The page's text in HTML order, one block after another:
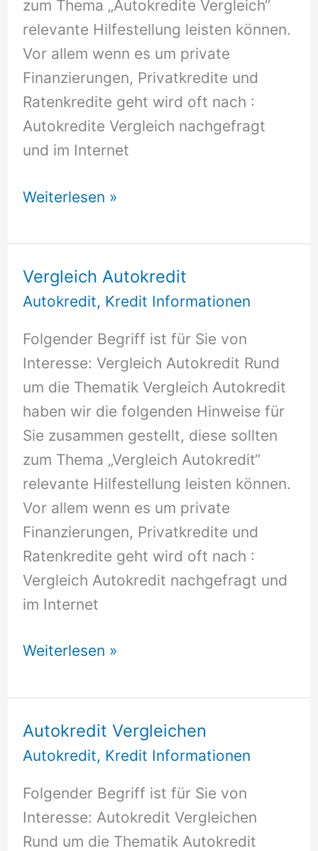
zum Thema „Autokredite Vergleich“
relevante Hilfestellung leisten können.
Vor allem wenn es um private
Finanzierungen, Privatkredite und
Ratenkredite geht wird oft nach :
Autokredite Vergleich nachgefragt
und im Internet
Autokredite
Weiterlesen »
Vergleich Autokredit
Autokredit, Kredit Informationen
Folgender Begriff ist für Sie von
Interesse: Vergleich Autokredit Rund
um die Thematik Vergleich Autokredit
haben wir die folgenden Hinweise für
Sie zusammen gestellt, diese sollten
zum Thema „Vergleich Autokredit“
relevante Hilfestellung leisten können.
Vor allem wenn es um private
Finanzierungen, Privatkredite und
Ratenkredite geht wird oft nach :
Vergleich Autokredit nachgefragt und
im Internet
Vergleich
Weiterlesen »
Autokredit Vergleichen
Autokredit, Kredit Informationen
Folgender Begriff ist für Sie von
Interesse: Autokredit Vergleichen
Rund um die Thematik Autokredit